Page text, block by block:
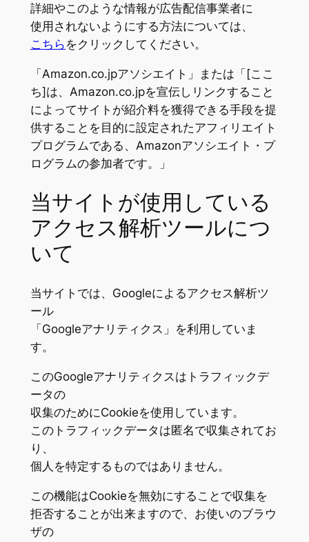
詳細やこのような情報が広告配信事業者に
使用されないようにする方法については、
こちら をクリックしてください。
「Amazon.co.jpアソシエイト」または「[ここ
ち]は、Amazon.co.jpを宣伝しリンクすること
によってサイトが紹介料を獲得できる手段を提
供することを目的に設定されたアフィリエイト
プログラムである、Amazonアソシエイト・プ
ログラムの参加者です。」
当サイトが使用している
アクセス解析ツールにつ
いて
当サイトでは、Googleによるアクセス解析ツ
ール
「Googleアナリティクス」を利用していま
す。
このGoogleアナリティクスはトラフィックデ
ータの
収集のためにCookieを使用しています。
このトラフィックデータは匿名で収集されてお
り、
個人を特定するものではありません。
この機能はCookieを無効にすることで収集を
拒否することが出来ますので、お使いのブラウ
ザの